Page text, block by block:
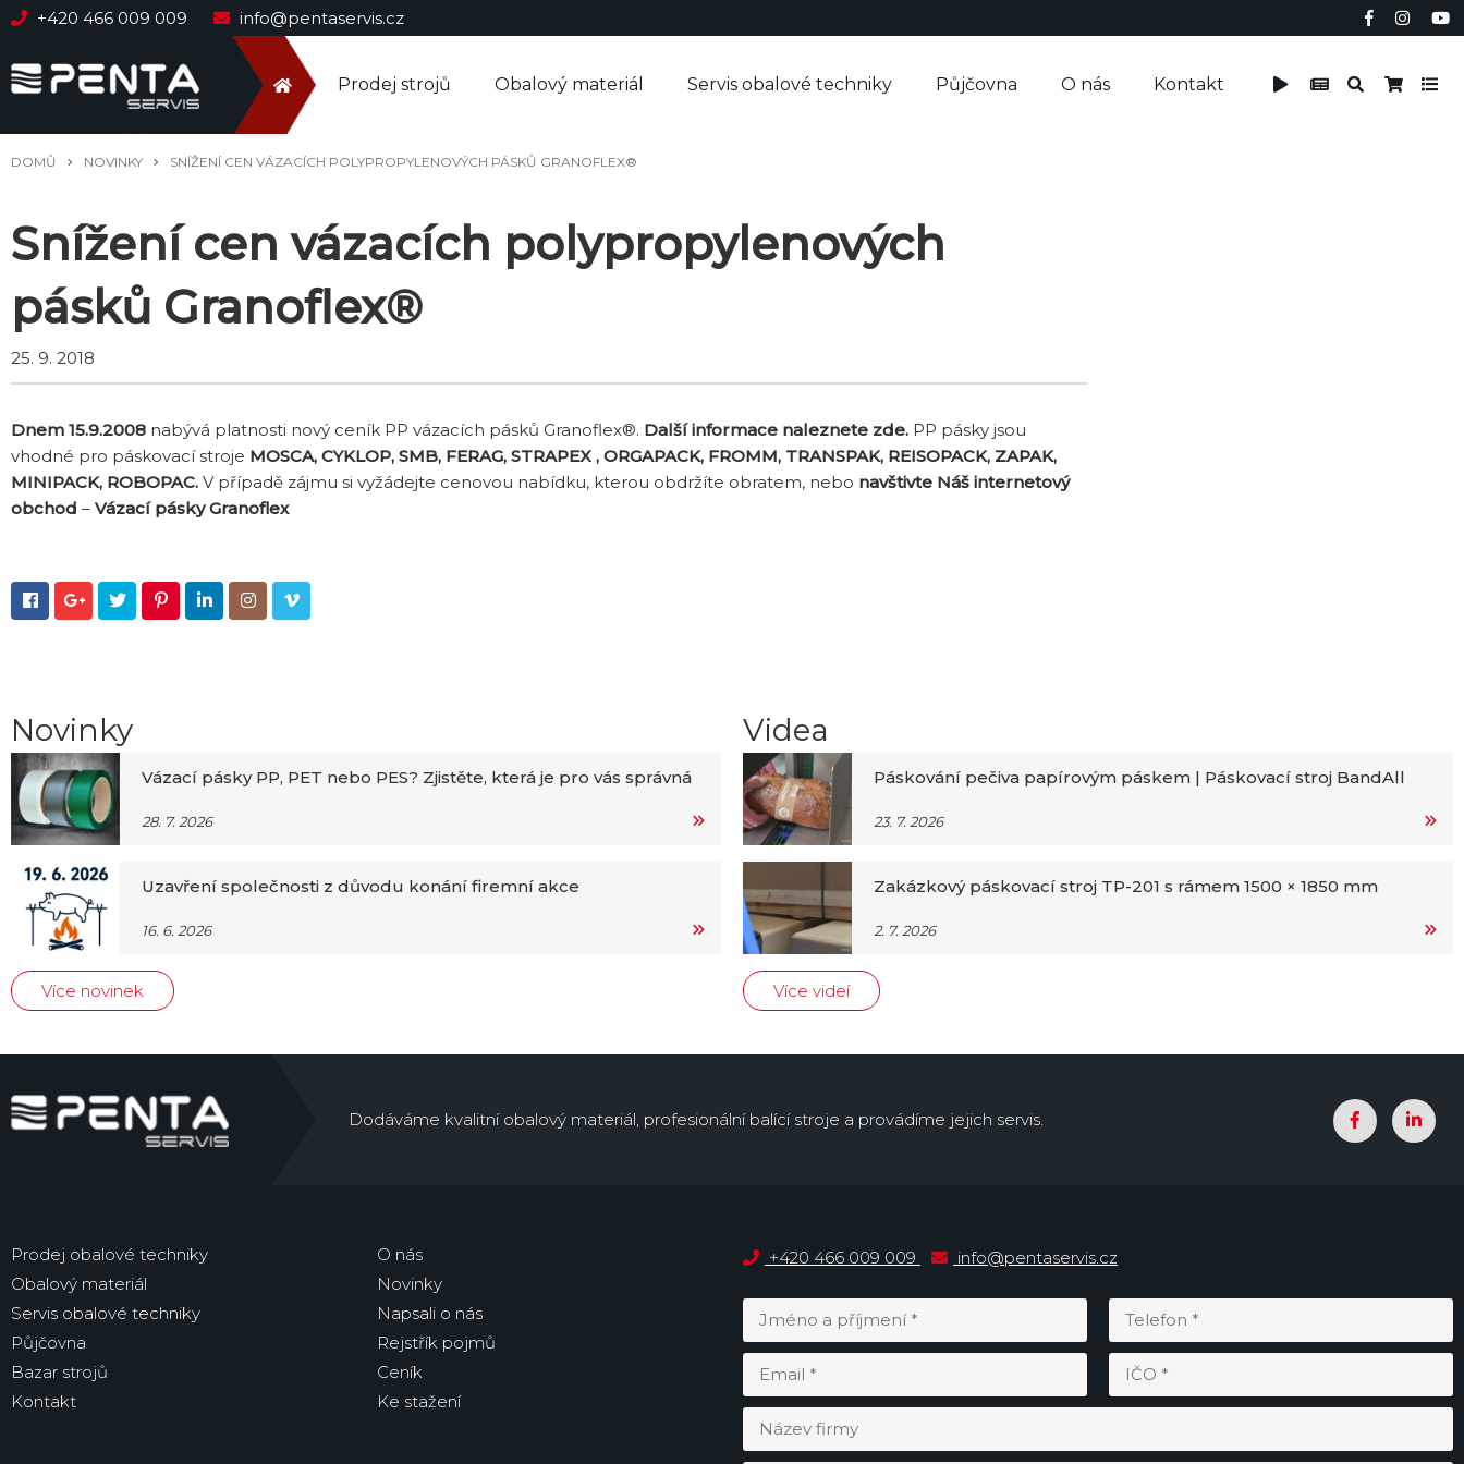
+420 466 009 009 info@pentaservis.cz
Prodej strojů Obalový materiál Servis obalové techniky Půjčovna O nás Kontakt
DOMŮ NOVINKY SNÍŽENÍ CEN VÁZACÍCH POLYPROPYLENOVÝCH PÁSKŮ GRANOFLEX®
Snížení cen vázacích polypropylenových
pásků Granoflex®
25. 9. 2018
Dnem 15.9.2008 nabývá platnosti nový ceník PP vázacích pásků Granoflex®. Další informace naleznete zde. PP pásky jsou
vhodné pro páskovací stroje MOSCA, CYKLOP, SMB, FERAG, STRAPEX , ORGAPACK, FROMM, TRANSPAK, REISOPACK, ZAPAK,
MINIPACK, ROBOPAC. V případě zájmu si vyžádejte cenovou nabídku, kterou obdržíte obratem, nebo navštivte Náš internetový
obchod – Vázací pásky Granoflex
      
Novinky
Vázací pásky PP, PET nebo PES? Zjistěte, která je pro vás správná
28. 7. 2026
Uzavření společnosti z důvodu konání firemní akce
16. 6. 2026
Více novinek
Videa
Páskování pečiva papírovým páskem | Páskovací stroj BandAll
23. 7. 2026
Zakázkový páskovací stroj TP-201 s rámem 1500 × 1850 mm
2. 7. 2026
Více videí
Dodáváme kvalitní obalový materiál, profesionální balící stroje a provádíme jejich servis.
Prodej obalové techniky
Obalový materiál
Servis obalové techniky
Půjčovna
Bazar strojů
Kontakt
O nás
Novinky
Napsali o nás
Rejstřík pojmů
Ceník
Ke stažení
+420 466 009 009 info@pentaservis.cz